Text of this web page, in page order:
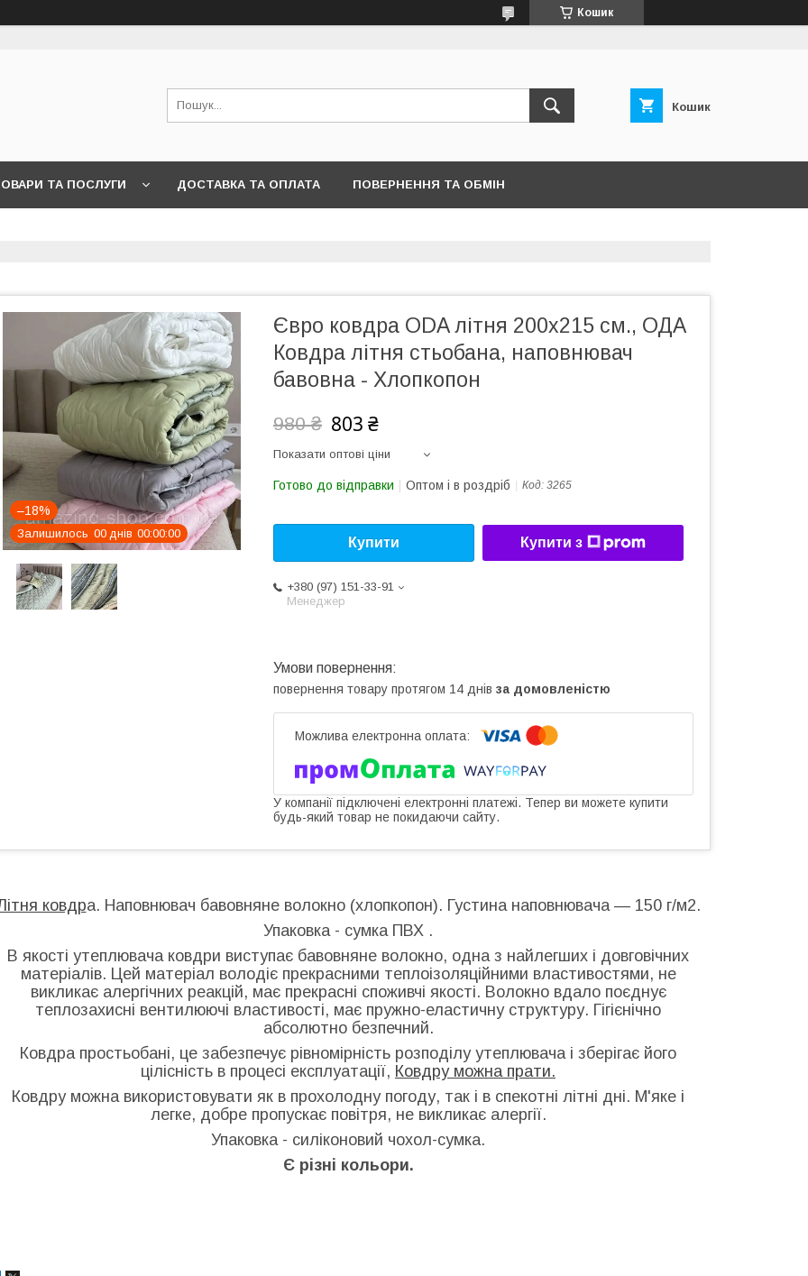
Кошик
Кошик
ТА ПОСЛУГИ ДОСТАВКА ТА ОПЛАТА ПОВЕРНЕННЯ ТА ОБМІН
–18%
Залишилось 00 днів 00 00 00
Євро ковдра ODA літня 200х215 см., ОДА
Ковдра літня стьобана, наповнювач
бавовна - Хлопкопон
980 ₴ 803 ₴
Показати оптові ціни
Готово до відправки Оптом і в роздріб Код: 3265
Купити Купити з
+380 (97) 151-33-91
Менеджер
повернення товару протягом 14 днів за домовленістю
У компанії підключені електронні платежі. Тепер ви можете купити
будь-який товар не покидаючи сайту.
ковдра. Наповнювач бавовняне волокно (хлопкопон). Густина наповнювача ― 150 г/м2.
Упаковка - сумка ПВХ .
В якості утеплювача ковдри виступає бавовняне волокно, одна з найлегших і довговічних
матеріалів. Цей матеріал володіє прекрасними теплоізоляційними властивостями, не
викликає алергічних реакцій, має прекрасні споживчі якості. Волокно вдало поєднує
теплозахисні вентилюючі властивості, має пружно-еластичну структуру. Гігієнічно
абсолютно безпечний.
Ковдра простьобані, це забезпечує рівномірність розподілу утеплювача і зберігає його
цілісність в процесі експлуатації, Ковдру можна прати.
Ковдру можна використовувати як в прохолодну погоду, так і в спекотні літні дні. М'яке і
легке, добре пропускає повітря, не викликає алергії.
Упаковка - силіконовий чохол-сумка.
Є різні кольори.